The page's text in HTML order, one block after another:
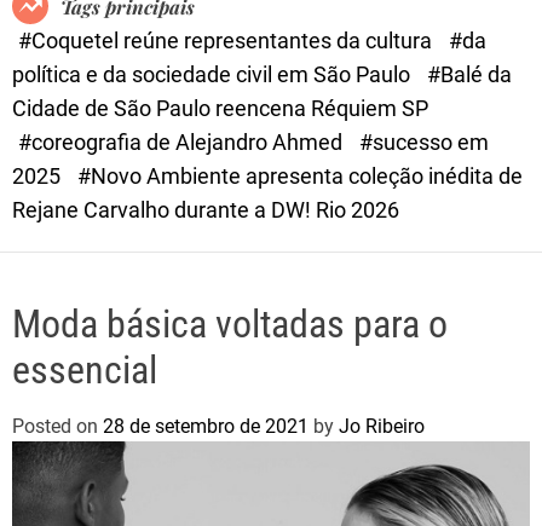
e
Tags principais
#Coquetel reúne representantes da cultura
#da
política e da sociedade civil em São Paulo
#Balé da
Cidade de São Paulo reencena Réquiem SP
#coreografia de Alejandro Ahmed
#sucesso em
2025
#Novo Ambiente apresenta coleção inédita de
Rejane Carvalho durante a DW! Rio 2026
Moda básica voltadas para o
essencial
Posted on 28 de setembro de 2021 by Jo Ribeiro